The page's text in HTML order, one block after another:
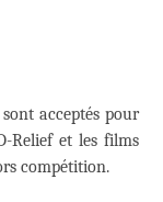
acceptés pour
Relief et les films
compétition.